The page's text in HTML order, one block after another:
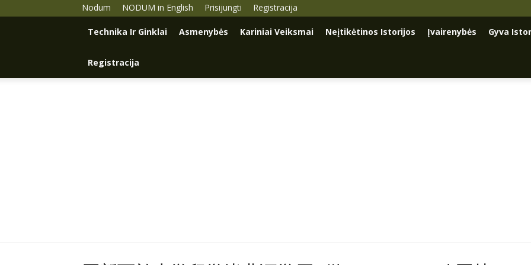
Nodum NODUM in English Prisijungti Registracija
Technika Ir Ginklai Asmenybės Kariniai Veiksmai Neįtikėtinos Istorijos Įvairenybės Gyva
Registracija